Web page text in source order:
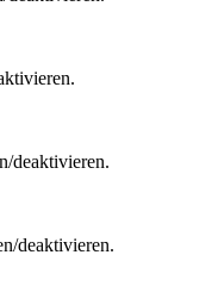
deaktivieren.
deaktivieren.